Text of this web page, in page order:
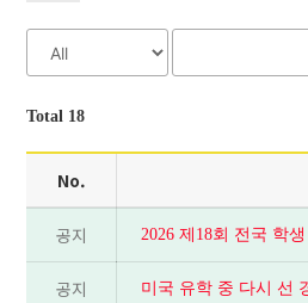
Total 18
No.
공지 2026 제18회 전국 학
공지 미국 유학 중 다시 선